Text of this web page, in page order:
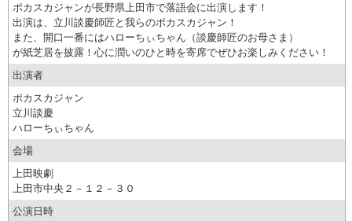
ポカスカジャンが長野県上田市で落語会に出演します！
出演は、立川談慶師匠と我らのポカスカジャン！
また、開口一番にはハローちぃちゃん（談慶師匠のお母さま）
が紙芝居を披露！心に潤いのひと時を寄席でぜひお楽しみください！
出演者
ポカスカジャン
立川談慶
ハローちぃちゃん
会場
上田映劇
上田市中央２－１２－３０
公演日時